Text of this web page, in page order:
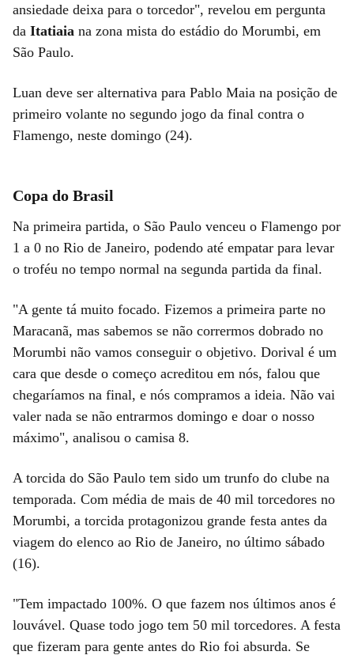
ansiedade deixa para o torcedor", revelou em pergunta
da Itatiaia na zona mista do estádio do Morumbi, em
São Paulo.
Luan deve ser alternativa para Pablo Maia na posição de
primeiro volante no segundo jogo da final contra o
Flamengo, neste domingo (24).
Copa do Brasil
Na primeira partida, o São Paulo venceu o Flamengo por
1 a 0 no Rio de Janeiro, podendo até empatar para levar
o troféu no tempo normal na segunda partida da final.
"A gente tá muito focado. Fizemos a primeira parte no
Maracanã, mas sabemos se não corrermos dobrado no
Morumbi não vamos conseguir o objetivo. Dorival é um
cara que desde o começo acreditou em nós, falou que
chegaríamos na final, e nós compramos a ideia. Não vai
valer nada se não entrarmos domingo e doar o nosso
máximo", analisou o camisa 8.
A torcida do São Paulo tem sido um trunfo do clube na
temporada. Com média de mais de 40 mil torcedores no
Morumbi, a torcida protagonizou grande festa antes da
viagem do elenco ao Rio de Janeiro, no último sábado
(16).
"Tem impactado 100%. O que fazem nos últimos anos é
louvável. Quase todo jogo tem 50 mil torcedores. A festa
que fizeram para gente antes do Rio foi absurda. Se